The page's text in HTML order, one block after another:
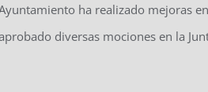
ha realizado mejoras
diversas mociones en la